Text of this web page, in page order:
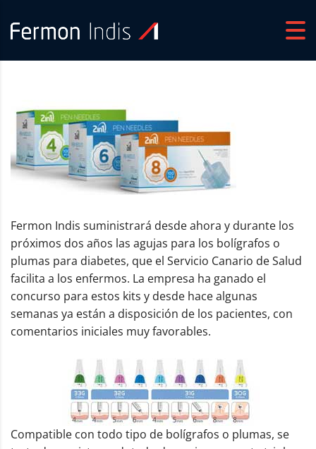
Fermon Indis suministrará desde ahora y durante los
próximos dos años las agujas para los bolígrafos o
plumas para diabetes, que el Servicio Canario de Salud
facilita a los enfermos. La empresa ha ganado el
concurso para estos kits y desde hace algunas
semanas ya están a disposición de los pacientes, con
comentarios iniciales muy favorables.
Compatible con todo tipo de bolígrafos o plumas, se